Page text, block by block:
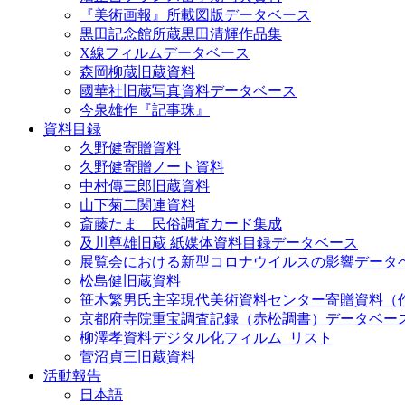
『美術画報』所載図版データベース
黒田記念館所蔵黒田清輝作品集
X線フィルムデータベース
森岡柳蔵旧蔵資料
國華社旧蔵写真資料データベース
今泉雄作『記事珠』
資料目録
久野健寄贈資料
久野健寄贈ノート資料
中村傳三郎旧蔵資料
山下菊二関連資料
斎藤たま 民俗調査カード集成
及川尊雄旧蔵 紙媒体資料目録データベース
展覧会における新型コロナウイルスの影響データ
松島健旧蔵資料
笹木繁男氏主宰現代美術資料センター寄贈資料（
京都府寺院重宝調査記録（赤松調書）データベー
柳澤孝資料デジタル化フィルム_リスト
菅沼貞三旧蔵資料
活動報告
日本語